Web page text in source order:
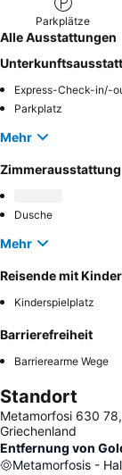
Parkplätze
Alle Ausstattungen
Express-Check-in/-
Parkplatz
Mehr
Zimmerausstattung
Dusche
Mehr
Reisende mit
Kinderspielplatz
Barrierefreiheit
Barrierearme Wege
Standort
Metamorfosi 630
Griechenland
Entfernung von
Metamorfosis -